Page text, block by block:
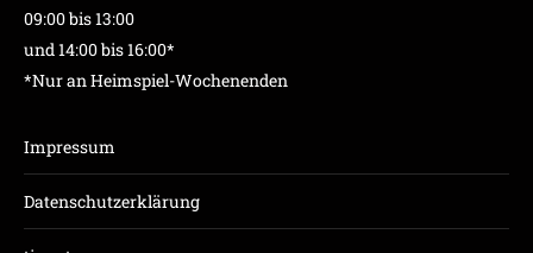
09:00 bis 13:00
und 14:00 bis 16:00*
*Nur an Heimspiel-Wochenenden
Impressum
Datenschutzerklärung